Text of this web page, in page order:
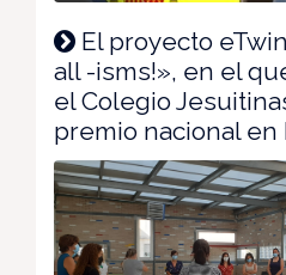
El proyecto
all -isms!», en el
el Colegio
premio nacional en